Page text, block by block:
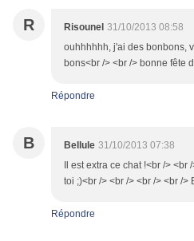
R Risounel 31/10/2013 08:58
ouhhhhhh, j'ai des bonbons,
bons<br /> <br /> bonne fête
Répondre
B Bellule 31/10/2013 07:38
Il est extra ce chat !<br />
toi ;)<br /> <br /> <br /> <br />
Répondre